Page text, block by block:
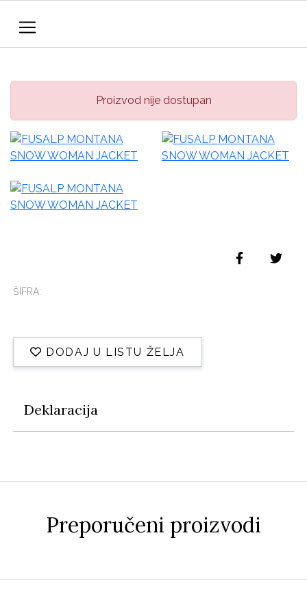
Proizvod nije dostupan
ŠIFRA:
DODAJ U LISTU ŽELJA
Deklaracija
Preporučeni proizvodi